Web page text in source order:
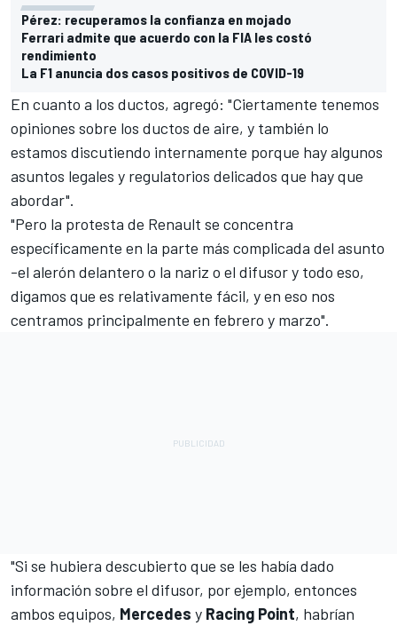
Pérez: recuperamos la confianza en mojado
Ferrari admite que acuerdo con la FIA les costó
rendimiento
La F1 anuncia dos casos positivos de COVID-19
En cuanto a los ductos, agregó: "Ciertamente tenemos
opiniones sobre los ductos de aire, y también lo
estamos discutiendo internamente porque hay algunos
asuntos legales y regulatorios delicados que hay que
abordar".
"Pero la protesta de Renault se concentra
específicamente en la parte más complicada del asunto
-el alerón delantero o la nariz o el difusor y todo eso,
digamos que es relativamente fácil, y en eso nos
centramos principalmente en febrero y marzo".
"Si se hubiera descubierto que se les había dado
información sobre el difusor, por ejemplo, entonces
ambos equipos, Mercedes y Racing Point, habrían